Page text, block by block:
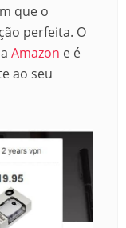
que o
perfeita. O
Amazon e é
ao seu